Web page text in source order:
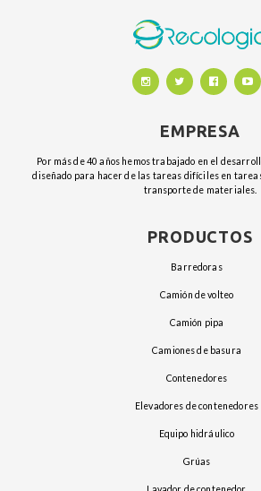
EMPRESA
Por más de 40 años hemos trabajado en el
diseñado para hacer de las tareas difíciles en
transporte de materiales.
PRODUCTOS
barredoras
camión de volteo
camión pipa
camiones de basura
contenedores
elevadores de contenedores
equipo hidráulico
grúas